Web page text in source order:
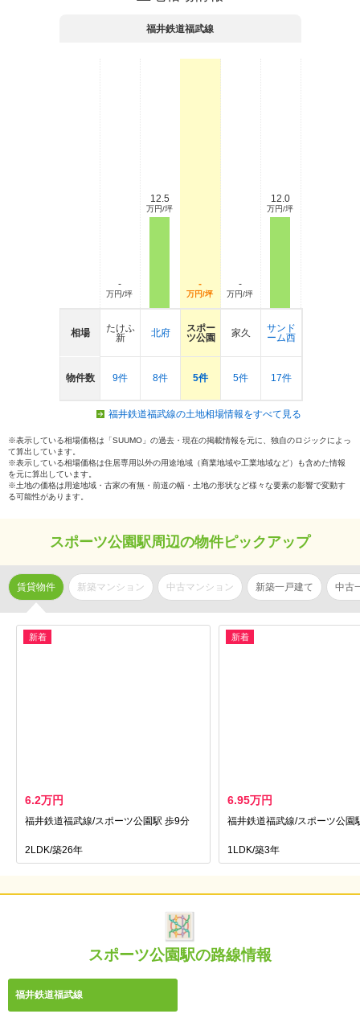
福井鉄道福武線
相場
物件数
-
万円/坪
たけふ
新
9件
12.5
万円/坪
北府
8件
-
万円/坪
スポー
ツ公園
5件
-
万円/坪
家久
5件
12.0
万円/坪
サンド
ーム西
17件
福井鉄道福武線の土地相場情報をすべて見る
※表示している相場価格は「SUUMO」の過去・現在の掲載情報を元に、独自のロジックによっ
て算出しています。
※表示している相場価格は住居専用以外の用途地域（商業地域や工業地域など）も含めた情報
を元に算出しています。
※土地の価格は用途地域・古家の有無・前道の幅・土地の形状など様々な要素の影響で変動す
る可能性があります。
スポーツ公園駅周辺の物件ピックアップ
賃貸物件 新築マンション 中古マンション 新築一戸建て 中古
新着
6.2万円
福井鉄道福武線/スポーツ公園駅 歩9分
2LDK/築26年
新着
6.95万円
福井鉄道福武線/スポーツ公園
1LDK/築3年
スポーツ公園駅の路線情報
福井鉄道福武線